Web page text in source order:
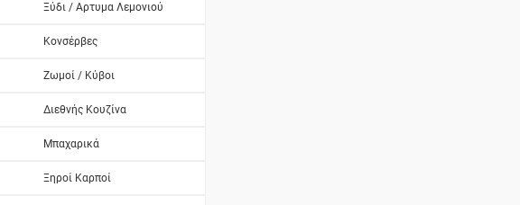
Ξύδι / Αρτυμα Λεμονιού
Κονσέρβες
Ζωμοί / Κύβοι
Διεθνής Κουζίνα
Μπαχαρικά
Ξηροί Καρποί